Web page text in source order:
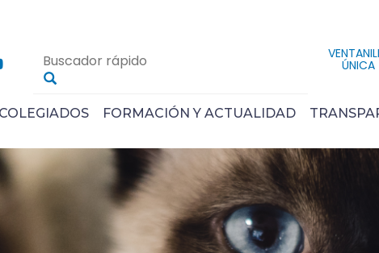
ÚNICA
COLEGIADOS FORMACIÓN Y ACTUALIDAD